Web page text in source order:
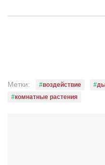
Афиша Сумы
Метки: воздействие
комнатные растения